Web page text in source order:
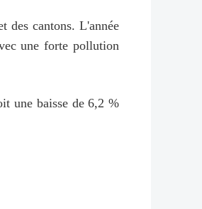
des cantons. L'année
une forte pollution
une baisse de 6,2 %